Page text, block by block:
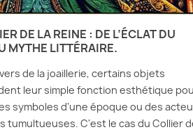
DE LA REINE : DE L’ÉCLAT DU
MYTHE LITTÉRAIRE.
de la joaillerie, certains objets
leur simple fonction esthétique
symboles d'une époque ou des
tumultueuses. C'est le cas du Collier